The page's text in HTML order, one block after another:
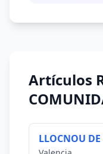
Artículos
LLOCNOU